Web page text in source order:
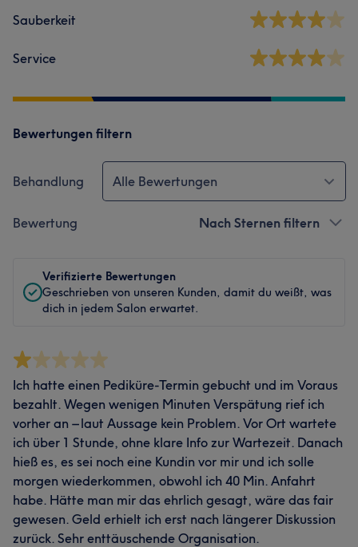
Sauberkeit
Service
Bewertungen filtern
Behandlung Alle Bewertungen
Bewertung Nach Sternen filtern
Verifizierte Bewertungen
Geschrieben von unseren Kunden, damit du weißt, was
dich in jedem Salon erwartet.
Ich hatte einen Pediküre-Termin gebucht und im Voraus
bezahlt. Wegen wenigen Minuten Verspätung rief ich
vorher an – laut Aussage kein Problem. Vor Ort wartete
ich über 1 Stunde, ohne klare Info zur Wartezeit. Danach
hieß es, es sei noch eine Kundin vor mir und ich solle
morgen wiederkommen, obwohl ich 40 Min. Anfahrt
habe. Hätte man mir das ehrlich gesagt, wäre das fair
gewesen. Geld erhielt ich erst nach längerer Diskussion
zurück. Sehr enttäuschende Organisation.